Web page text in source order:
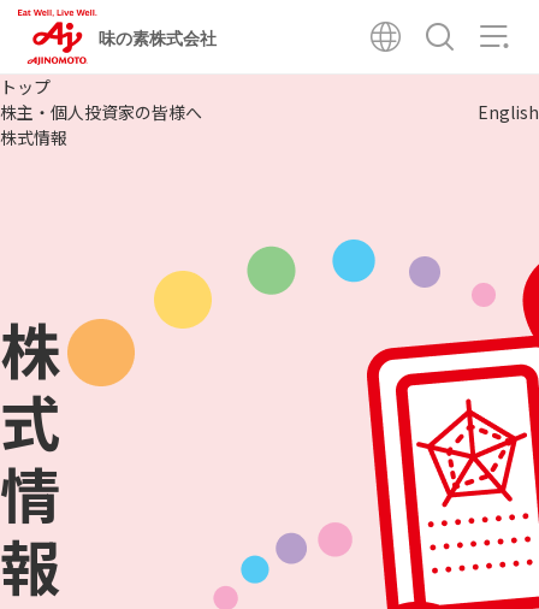
味の素株式会社
トップ
株主・個人投資家の皆様へ
株式情報
English
株
式
情
報